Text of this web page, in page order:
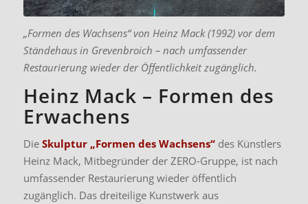
„Formen des Wachsens“ von Heinz Mack (1992) vor dem
Ständehaus in Grevenbroich – nach umfassender
Restaurierung wieder der Öffentlichkeit zugänglich.
Heinz Mack – Formen des
Erwachens
Die Skulptur „Formen des Wachsens“des Künstlers
Heinz Mack, Mitbegründer der ZERO-Gruppe, ist nach
umfassender Restaurierung wieder öffentlich
zugänglich. Das dreiteilige Kunstwerk aus